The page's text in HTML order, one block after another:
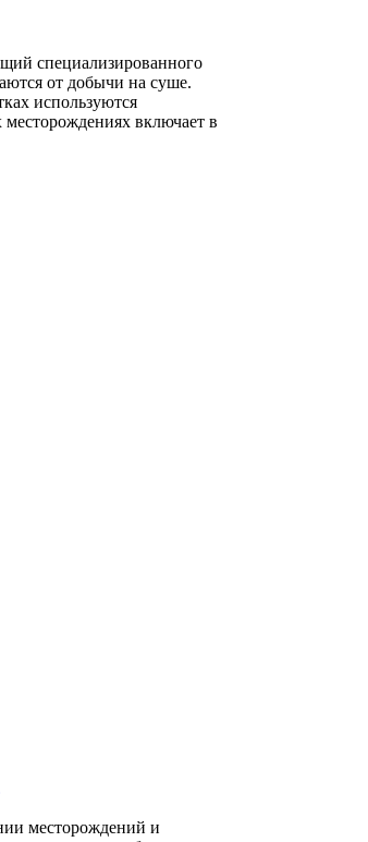
специализированного
от добычи на суше.
используются
включает в
месторождений и